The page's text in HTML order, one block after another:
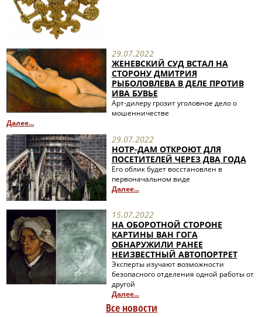
29.07.2022
ЖЕНЕВСКИЙ СУД ВСТАЛ НА
СТОРОНУ ДМИТРИЯ
РЫБОЛОВЛЕВА В ДЕЛЕ ПРОТИВ
ИВА БУВЬЕ
Арт-дилеру грозит уголовное дело о
мошенничестве
Далее...
29.07.2022
НОТР-ДАМ ОТКРОЮТ ДЛЯ
ПОСЕТИТЕЛЕЙ ЧЕРЕЗ ДВА ГОДА
Его облик будет восстановлен в
первоначальном виде
Далее...
15.07.2022
НА ОБОРОТНОЙ СТОРОНЕ
КАРТИНЫ ВАН ГОГА
ОБНАРУЖИЛИ РАНЕЕ
НЕИЗВЕСТНЫЙ АВТОПОРТРЕТ
Эксперты изучают возможности
безопасного отделения одной работы от
другой
Далее...
Все новости